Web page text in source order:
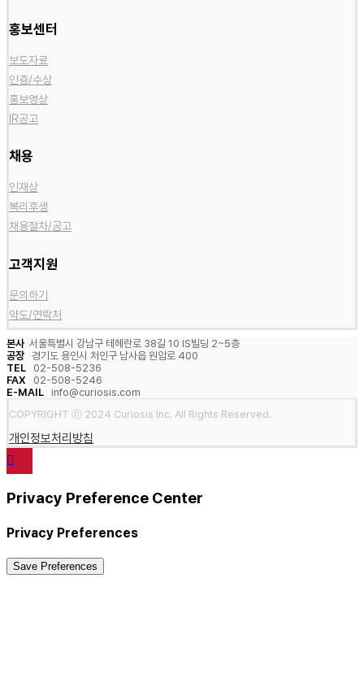
홍보센터
보도자료
인증/수상
홍보영상
IR공고
채용
인재상
복리후생
채용절차/공고
고객지원
문의하기
약도/연락처
본사 서울특별시 강남구 테헤란로 38길 10 IS빌딩 2~5층
공장 경기도 용인시 처인구 남사읍 원암로 400
TEL
02-508-5236
FAX
02-508-5246
E-MAIL
info@curiosis.com
COPYRIGHT ⓒ 2024 Curiosis Inc. All Rights Reserved.
개인정보처리방침
Privacy Preference Center
Privacy Preferences